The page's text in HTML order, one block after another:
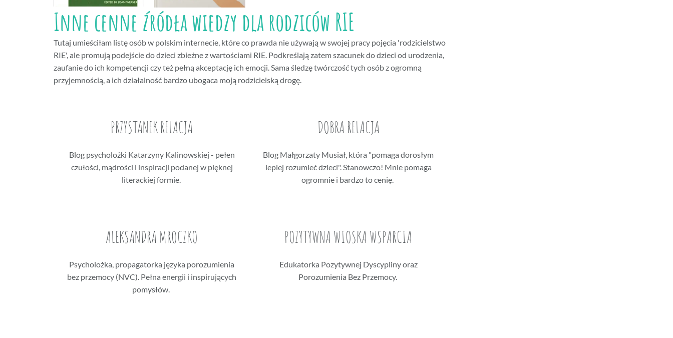
Inne cenne źródła wiedzy dla rodziców RIE
Tutaj umieściłam listę osób w polskim internecie, które co prawda nie używają w swojej pracy pojęcia 'rodzicielstwo
RIE', ale promują podejście do dzieci zbieżne z wartościami RIE. Podkreślają zatem szacunek do dzieci od urodzenia,
zaufanie do ich kompetencji czy też pełną akceptację ich emocji. Sama śledzę twórczość tych osób z ogromną
przyjemnością, a ich działalność bardzo ubogaca moją rodzicielską drogę.
PRZYSTANEK RELACJA
Blog psycholożki Katarzyny Kalinowskiej - pełen
czułości, mądrości i inspiracji podanej w pięknej
literackiej formie.
DOBRA RELACJA
Blog Małgorzaty Musiał, która "pomaga dorosłym
lepiej rozumieć dzieci". Stanowczo! Mnie pomaga
ogromnie i bardzo to cenię.
ALEKSANDRA MROCZKO
Psycholożka, propagatorka języka porozumienia
bez przemocy (NVC). Pełna energii i inspirujących
pomysłów.
POZYTYWNA WIOSKA WSPARCIA
Edukatorka Pozytywnej Dyscypliny oraz
Porozumienia Bez Przemocy.